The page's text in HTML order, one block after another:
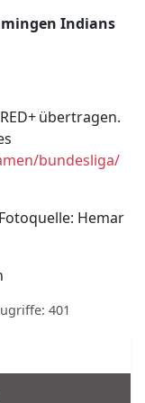
Indians
RED+übertragen.
bundesliga/
Hemar
401